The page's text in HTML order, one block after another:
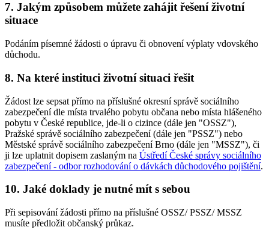
7. Jakým způsobem můžete zahájit řešení životní
situace
Podáním písemné žádosti o úpravu či obnovení výplaty vdovského
důchodu.
8. Na které instituci životní situaci řešit
Žádost lze sepsat přímo na příslušné okresní správě sociálního
zabezpečení dle místa trvalého pobytu občana nebo místa hlášeného
pobytu v České republice, jde-li o cizince (dále jen "OSSZ"),
Pražské správě sociálního zabezpečení (dále jen "PSSZ") nebo
Městské správě sociálního zabezpečení Brno (dále jen "MSSZ"), či
ji lze uplatnit dopisem zaslaným na Ústředí České správy sociálního
zabezpečení - odbor rozhodování o dávkách důchodového pojištění.
10. Jaké doklady je nutné mít s sebou
Při sepisování žádosti přímo na příslušné OSSZ/ PSSZ/ MSSZ
musíte předložit občanský průkaz.